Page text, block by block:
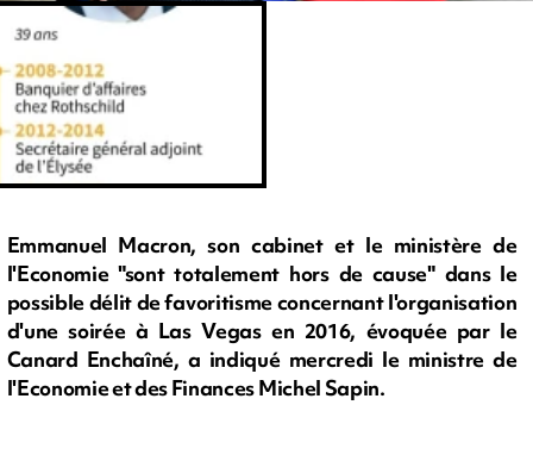
Emmanuel Macron, son cabinet et le ministère de
l'Economie "sont totalement hors de cause" dans le
possible délit de favoritisme concernant l'organisation
d'une soirée à Las Vegas en 2016, évoquée par le
Canard Enchaîné, a indiqué mercredi le ministre de
l'Economie et des Finances Michel Sapin.